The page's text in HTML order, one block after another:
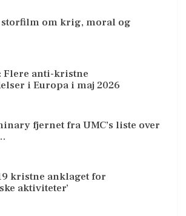
storfilm om krig, moral og
Flere anti-kristne
i Europa i maj 2026
fjernet fra UMC’s liste over
kristne anklaget for
aktiviteter’